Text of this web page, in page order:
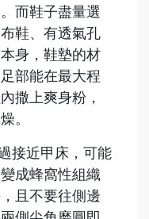
而鞋子盡量選
鞋、有透氣孔
身，鞋墊的材
部能在最大程
撒上爽身粉，
。
接近甲床，可能
成蜂窩性組織
且不要往側邊